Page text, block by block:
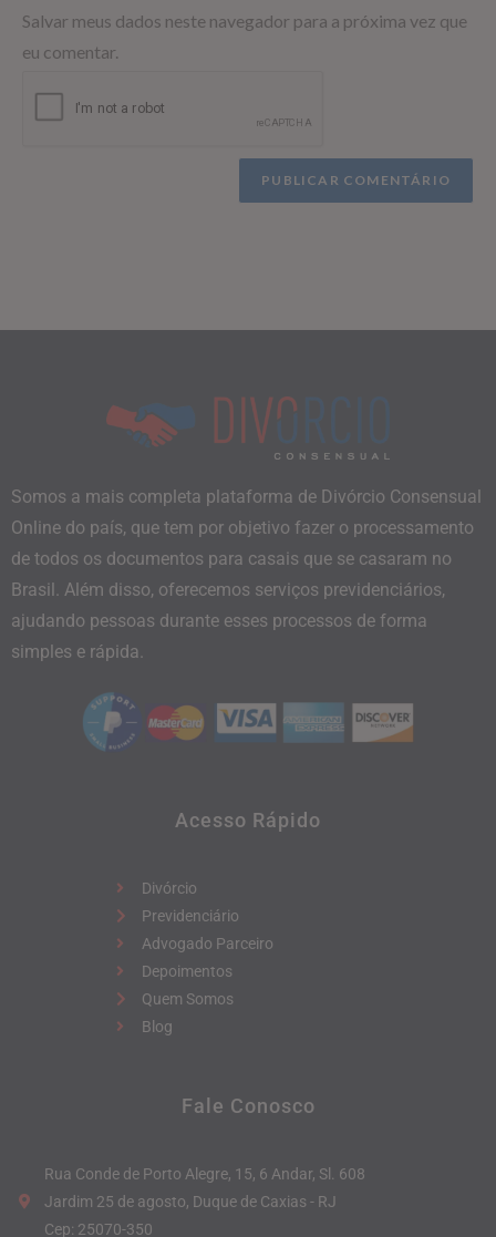
Salvar meus dados neste navegador para a próxima vez que
eu comentar.
Somos a mais completa plataforma de Divórcio Consensual
Online do país, que tem por objetivo fazer o processamento
de todos os documentos para casais que se casaram no
Brasil. Além disso, oferecemos serviços previdenciários,
ajudando pessoas durante esses processos de forma
simples e rápida.
Acesso Rápido
Divórcio
Previdenciário
Advogado Parceiro
Depoimentos
Quem Somos
Blog
Fale Conosco
Rua Conde de Porto Alegre, 15, 6 Andar, Sl. 608
Jardim 25 de agosto, Duque de Caxias - RJ
Cep: 25070-350